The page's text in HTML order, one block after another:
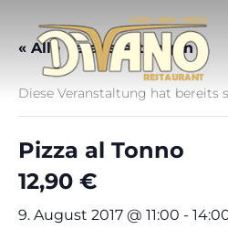
« Alle Veranstaltungen
Diese Veranstaltung hat bereits
Pizza al Tonno
12,90 €
9. August 2017 @ 11:00 -